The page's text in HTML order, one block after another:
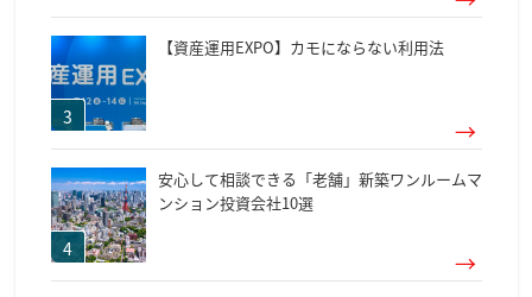
【資産運用EXPO】カモにならない利用法
安心して相談できる「老舗」新築ワンルームマ
ンション投資会社10選